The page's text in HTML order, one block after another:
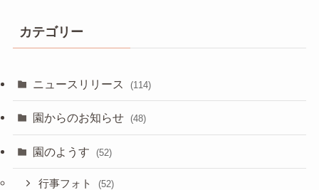
カテゴリー
ニュースリリース (114)
園からのお知らせ (48)
園のようす (52)
行事フォト (52)